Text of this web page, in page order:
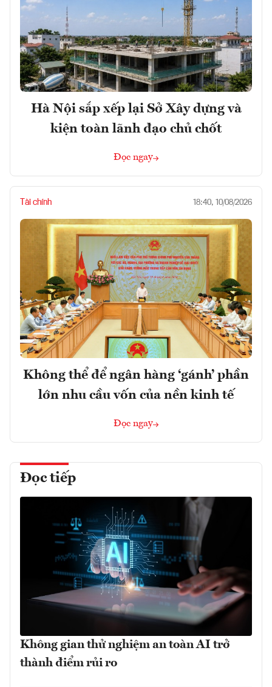
Hà Nội sắp xếp lại Sở Xây dựng và
kiện toàn lãnh đạo chủ chốt
Đọc ngay
Tài chính 18:40, 10/08/2026
Không thể để ngân hàng ‘gánh’ phần
lớn nhu cầu vốn của nền kinh tế
Đọc ngay
Đọc tiếp
Không gian thử nghiệm an toàn AI trở
thành điểm rủi ro